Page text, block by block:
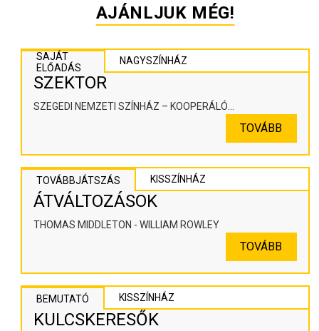
AJÁNLJUK MÉG!
SAJÁT
ELŐADÁS
NAGYSZÍNHÁZ
SZEKTOR
SZEGEDI NEMZETI SZÍNHÁZ – KOOPERÁLÓ
TOVÁBB
TOVÁBBJÁTSZÁS KISSZÍNHÁZ
ÁTVÁLTOZÁSOK
THOMAS MIDDLETON - WILLIAM ROWLEY
TOVÁBB
BEMUTATÓ KISSZÍNHÁZ
KULCSKERESŐK